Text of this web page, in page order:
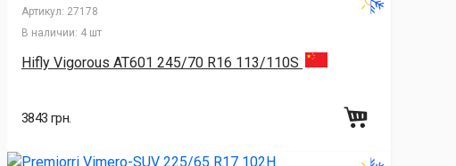
Артикул: 27178
В наличии: 4 шт
Hifly Vigorous AT601 245/70 R16 113/110S
3843 грн.